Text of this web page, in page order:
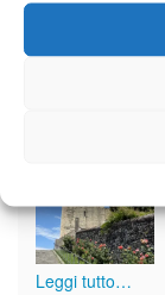
Meteo
Leggi tutto…